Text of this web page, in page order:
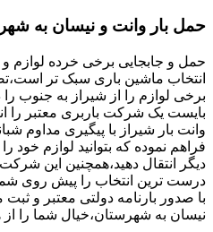
حمل بار وانت و نیسان به
حمل و جابجایی برخی خرده لوازم
انتخاب ماشین باری سبک تر
برخی لوازم را از شیراز به جنوب را
بایست یک شرکت باربری معتبر را
وانت بار شیراز با پیگیری مداوم
فراهم نموده که بتوانید لوازم
دیگر انتقال دهید،همچنین این
درست ترین انتخاب را پیش روی
با صدور بارنامه دولتی معتبر و
نیسان به شهرستان،خیال شما را